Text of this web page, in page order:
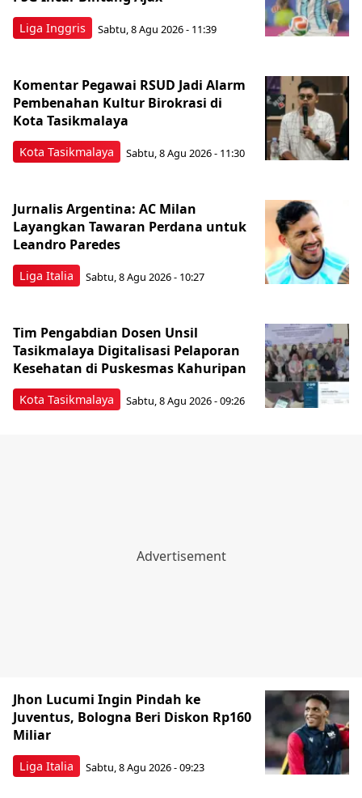
Liga Inggris Sabtu, 8 Agu 2026 - 11:39
Kota Tasikmalaya
Komentar Pegawai RSUD Jadi Alarm
Pembenahan Kultur Birokrasi di
Kota Tasikmalaya
Sabtu, 8 Agu 2026 - 11:30
Liga Italia
Jurnalis Argentina: AC Milan
Layangkan Tawaran Perdana untuk
Leandro Paredes
Sabtu, 8 Agu 2026 - 10:27
Kota Tasikmalaya
Tim Pengabdian Dosen Unsil
Tasikmalaya Digitalisasi Pelaporan
Kesehatan di Puskesmas Kahuripan
Sabtu, 8 Agu 2026 - 09:26
Liga Italia
Jhon Lucumi Ingin Pindah ke
Juventus, Bologna Beri Diskon Rp160
Miliar
Sabtu, 8 Agu 2026 - 09:23